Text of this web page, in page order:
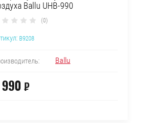
Ballu UHB-990
(0)
B9208
Ballu
₽